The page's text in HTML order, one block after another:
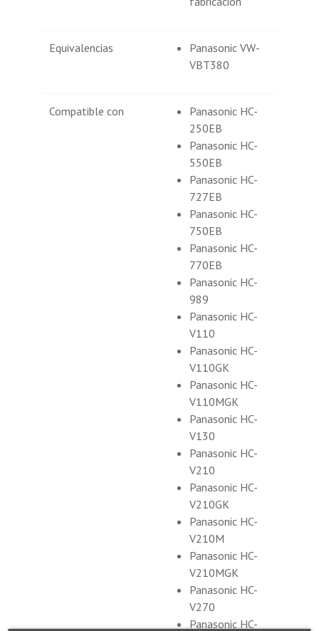
Equivalencias
Panasonic VW-
VBT380
Compatible con
Panasonic HC-
250EB
Panasonic HC-
550EB
Panasonic HC-
727EB
Panasonic HC-
750EB
Panasonic HC-
770EB
Panasonic HC-
989
Panasonic HC-
V110
Panasonic HC-
V110GK
Panasonic HC-
V110MGK
Panasonic HC-
V130
Panasonic HC-
V210
Panasonic HC-
V210GK
Panasonic HC-
V210M
Panasonic HC-
V210MGK
Panasonic HC-
V270
Panasonic HC-